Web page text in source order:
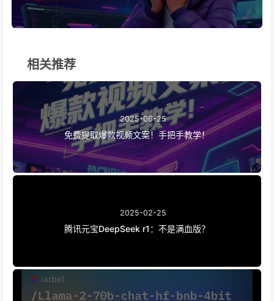
相关推荐
2025-06-25
免费提取爆款视频文案！手把手教学！
2025-02-25
腾讯元宝DeepSeek r1：不是满血版？